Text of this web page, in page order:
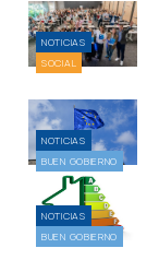
NOTICIAS
SOCIAL
NOTICIAS
BUEN GOBIERNO
NOTICIAS
BUEN GOBIERNO